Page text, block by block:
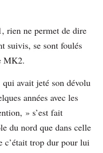
rien ne permet de dire
suivis, se sont foulés
MK2.
avait jeté son dévolu
années avec les
» s’est fait
du nord que dans celle
c’était trop dur pour lui